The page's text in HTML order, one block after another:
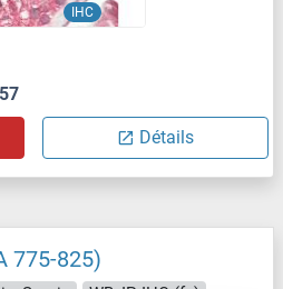
IHC
Détails
775-825)